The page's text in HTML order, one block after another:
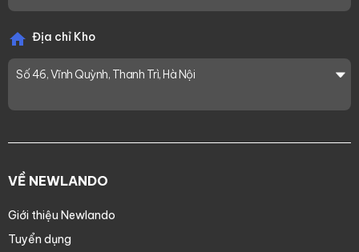
Địa chỉ Kho
Số 46, Vĩnh Quỳnh, Thanh Trì, Hà Nội
VỀ NEWLANDO
Giới thiệu Newlando
Tuyển dụng